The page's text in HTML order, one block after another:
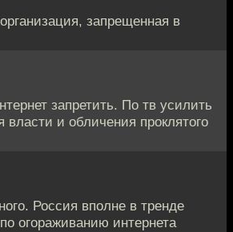
запрещенная в
запретить. По тв усилить
власти и обличения проклятого
Россия вполне в тренде
огораживанию интернета